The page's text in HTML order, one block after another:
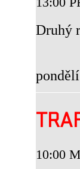
Druhý
10:00